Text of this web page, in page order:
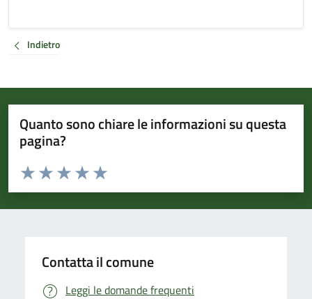
Indietro
Quanto sono chiare le informazioni su questa
pagina?
Valuta da 1 a 5 stelle la pagina
Valuta 5 stelle su 5
Valuta 4 stelle su 5
Valuta 3 stelle su 5
Valuta 2 stelle su 5
Valuta 1 stelle su 5
Contatta il comune
Leggi le domande frequenti